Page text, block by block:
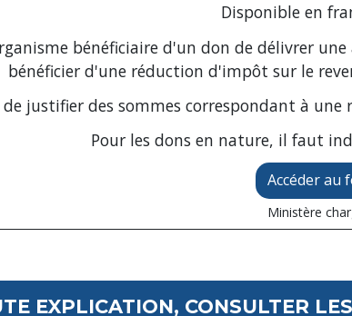
Disponible en
bénéficiaire d'un don de délivrer
bénéficier d'une réduction d'impôt sur le
justifier des sommes correspondant à
Pour les dons en nature, il faut
Accéder au
Ministère
EXPLICATION, CONSULTER